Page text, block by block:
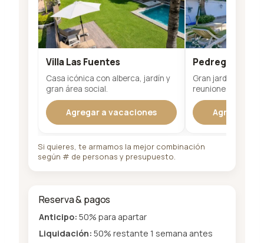
Villa Las Fuentes
Casa icónica con alberca, jardín y
gran área social.
Agregar a vacaciones
Pedregal 20
Gran jardín y
reuniones íntimas.
Agregar a
Si quieres, te armamos la mejor combinación
según # de personas y presupuesto.
Reserva & pagos
Anticipo: 50% para apartar
Liquidación: 50% restante 1 semana antes